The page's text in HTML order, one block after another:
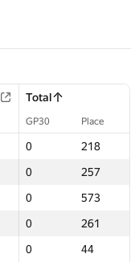
Total
GP30 Place
0
218
0
257
0
573
0
261
0
44